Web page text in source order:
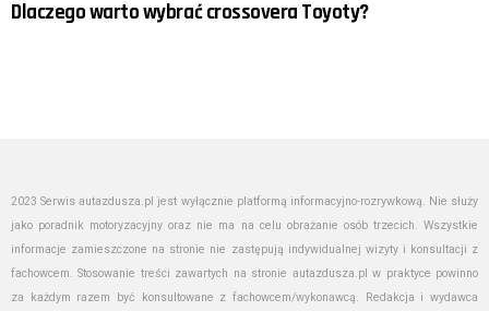
Dlaczego warto wybrać crossovera Toyoty?
2023 Serwis autazdusza.pl jest wyłącznie platformą informacyjno-rozrywkową. Nie służy
jako poradnik motoryzacyjny oraz nie ma na celu obrażanie osób trzecich. Wszystkie
informacje zamieszczone na stronie nie zastępują indywidualnej wizyty i konsultacji z
fachowcem. Stosowanie treści zawartych na stronie autazdusza.pl w praktyce powinno
za każdym razem być konsultowane z fachowcem/wykonawcą. Redakcja i wydawca